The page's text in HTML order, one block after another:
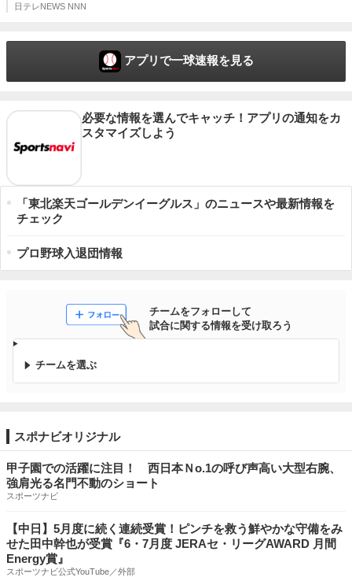
日テレNEWS NNN
アプリで一球速報を見る
必要な情報を選んでキャッチ！アプリの通知をカ
スタマイズしよう
「東北楽天ゴールデンイーグルス」のニュースや最新情報を
チェック
プロ野球入退団情報
チームをフォローして
試合に関する情報を受け取ろう
チームを選ぶ
スポナビオリジナル
甲子園での活躍に注目！ 西日本Ｎo.1の呼び声高い大型右腕、
強肩光る名門不動のショート
スポーツナビ
【中日】5月度に続く連続受賞！ピンチを救う鮮やかな守備をみ
せた田中幹也が受賞『6・7月度 JERAセ・リーグAWARD 月間
Energy賞』
スポーツナビ公式YouTube／外部